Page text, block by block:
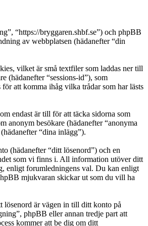
“https://bryggaren.shbf.se”) och phpBB
av webbplatsen (hädanefter “din
vilket är små textfiler som laddas ner till
(hädanefter “sessions-id”), som
att komma ihåg vilka trådar som har lästs
endast är till för att täcka sidorna som
anonym besökare (hädanefter “anonyma
“dina inlägg”).
(hädanefter “ditt lösenord”) och en
som vi finns i. All information utöver ditt
enligt forumledningens val. Du kan enligt
mjukvaran skickar ut som du vill ha
lösenord är vägen in till ditt konto på
phpBB eller annan tredje part att
kommer att be dig om ditt